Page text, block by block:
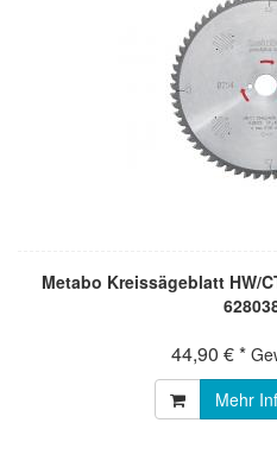
Metabo Kreissägeblatt HW/
44,90 € *
Mehr